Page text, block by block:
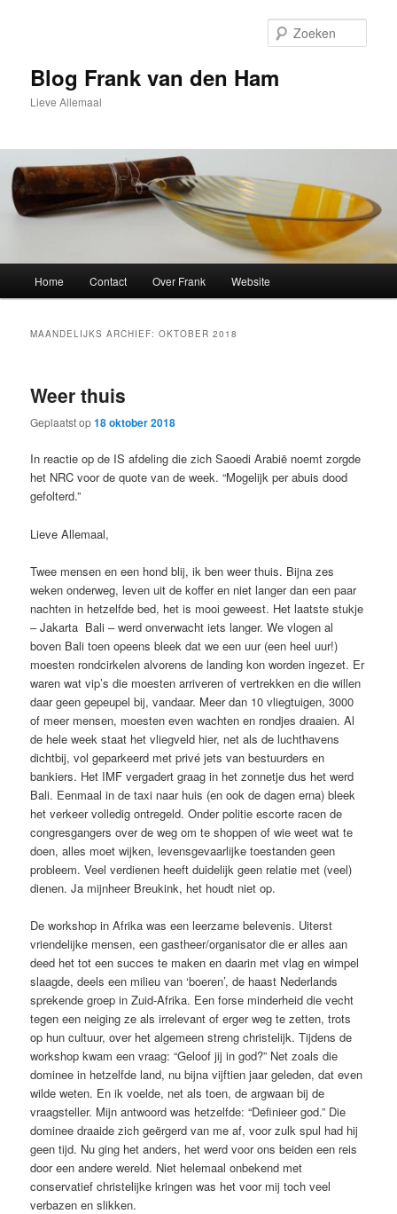
inhoud
inhoudBlog Frank van den Ham
Lieve Allemaal
Home Contact Over Frank Website
MAANDELIJKS ARCHIEF:OKTOBER 2018
Weer thuis
Geplaatst op18 oktober 2018
In reactie op de IS afdeling die zich Saoedi Arabië noemt zorgde
het NRC voor de quote van de week. “Mogelijk per abuis dood
gefolterd.”
Lieve Allemaal,
Twee mensen en een hond blij, ik ben weer thuis. Bijna zes
weken onderweg, leven uit de koffer en niet langer dan een paar
nachten in hetzelfde bed, het is mooi geweest. Het laatste stukje
– Jakarta Bali – werd onverwacht iets langer. We vlogen al
boven Bali toen opeens bleek dat we een uur (een heel uur!)
moesten rondcirkelen alvorens de landing kon worden ingezet. Er
waren wat vip’s die moesten arriveren of vertrekken en die willen
daar geen gepeupel bij, vandaar. Meer dan 10 vliegtuigen, 3000
of meer mensen, moesten even wachten en rondjes draaien. Al
de hele week staat het vliegveld hier, net als de luchthavens
dichtbij, vol geparkeerd met privé jets van bestuurders en
bankiers. Het IMF vergadert graag in het zonnetje dus het werd
Bali. Eenmaal in de taxi naar huis (en ook de dagen erna) bleek
het verkeer volledig ontregeld. Onder politie escorte racen de
congresgangers over de weg om te shoppen of wie weet wat te
doen, alles moet wijken, levensgevaarlijke toestanden geen
probleem. Veel verdienen heeft duidelijk geen relatie met (veel)
dienen. Ja mijnheer Breukink, het houdt niet op.
De workshop in Afrika was een leerzame belevenis. Uiterst
vriendelijke mensen, een gastheer/organisator die er alles aan
deed het tot een succes te maken en daarin met vlag en wimpel
slaagde, deels een milieu van ‘boeren’, de haast Nederlands
sprekende groep in Zuid-Afrika. Een forse minderheid die vecht
tegen een neiging ze als irrelevant of erger weg te zetten, trots
op hun cultuur, over het algemeen streng christelijk. Tijdens de
workshop kwam een vraag: “Geloof jij in god?” Net zoals die
dominee in hetzelfde land, nu bijna vijftien jaar geleden, dat even
wilde weten. En ik voelde, net als toen, de argwaan bij de
vraagsteller. Mijn antwoord was hetzelfde: “Definieer god.” Die
dominee draaide zich geërgerd van me af, voor zulk spul had hij
geen tijd. Nu ging het anders, het werd voor ons beiden een reis
door een andere wereld. Niet helemaal onbekend met
conservatief christelijke kringen was het voor mij toch veel
verbazen en slikken.